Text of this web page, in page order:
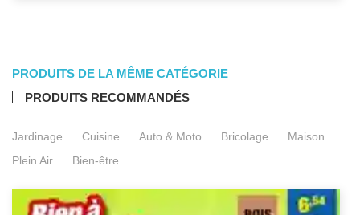
PRODUITS DE LA MÊME CATÉGORIE
PRODUITS RECOMMANDÉS
Jardinage Cuisine Auto & Moto Bricolage
Maison
Plein Air
Bien-être